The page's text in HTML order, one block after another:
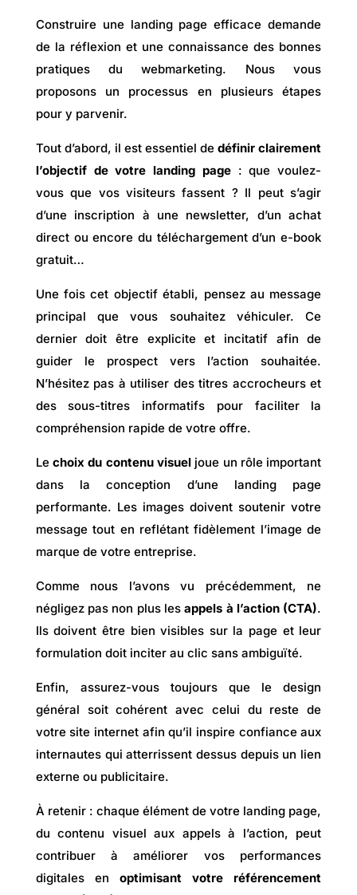
Construire une landing page efficace demande
de la réflexion et une connaissance des bonnes
pratiques du webmarketing. Nous vous
proposons un processus en plusieurs étapes
pour y parvenir.
Tout d’abord, il est essentiel de définir clairement
l’objectif de votre landing page : que voulez-
vous que vos visiteurs fassent ? Il peut s’agir
d’une inscription à une newsletter, d’un achat
direct ou encore du téléchargement d’un e-book
gratuit…
Une fois cet objectif établi, pensez au message
principal que vous souhaitez véhiculer. Ce
dernier doit être explicite et incitatif afin de
guider le prospect vers l’action souhaitée.
N’hésitez pas à utiliser des titres accrocheurs et
des sous-titres informatifs pour faciliter la
compréhension rapide de votre offre.
Le choix du contenu visuel joue un rôle important
dans la conception d’une landing page
performante. Les images doivent soutenir votre
message tout en reflétant fidèlement l’image de
marque de votre entreprise.
Comme nous l’avons vu précédemment, ne
négligez pas non plus les appels à l’action (CTA).
Ils doivent être bien visibles sur la page et leur
formulation doit inciter au clic sans ambiguïté.
Enfin, assurez-vous toujours que le design
général soit cohérent avec celui du reste de
votre site internet afin qu’il inspire confiance aux
internautes qui atterrissent dessus depuis un lien
externe ou publicitaire.
À retenir : chaque élément de votre landing page,
du contenu visuel aux appels à l’action, peut
contribuer à améliorer vos performances
digitales en
optimisant votre référencement